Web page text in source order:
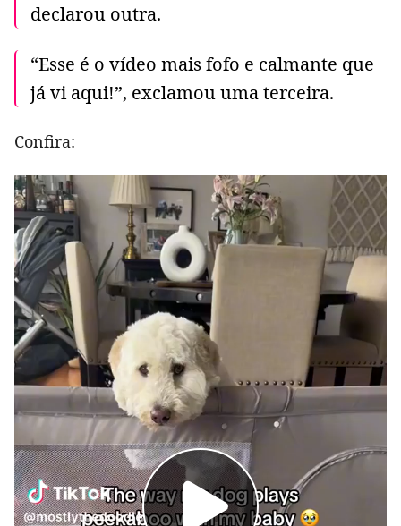
declarou outra.
“Esse é o vídeo mais fofo e calmante que
já vi aqui!”, exclamou uma terceira.
Confira: